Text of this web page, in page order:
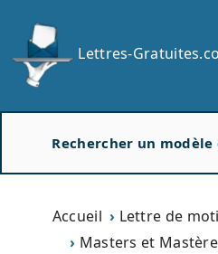
Lettres-
Accueil
Lettre de
Masters et